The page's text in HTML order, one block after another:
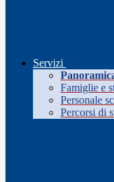
Servizi
Famiglie e
Personale
Percorsi di